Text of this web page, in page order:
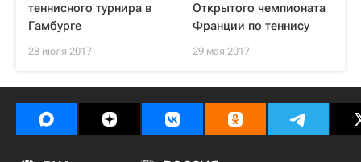
теннисного турнира в
Гамбурге
28 июля 2017
Открытого чемпионата
Франции по теннису
29 мая 2017